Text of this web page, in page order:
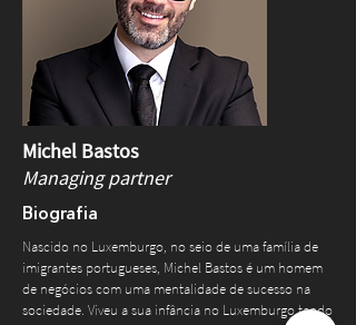
Michel Bastos
Managing partner
Biografia
Nascido no Luxemburgo, no seio de uma família de
imigrantes portugueses, Michel Bastos é um homem
de negócios com uma mentalidade de sucesso na
sociedade. Viveu a sua infância no Luxemburgo tendo